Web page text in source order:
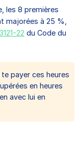
les 8 premières
majorées à 25 %,
22 du Code du
payer ces heures
en heures
avec lui en